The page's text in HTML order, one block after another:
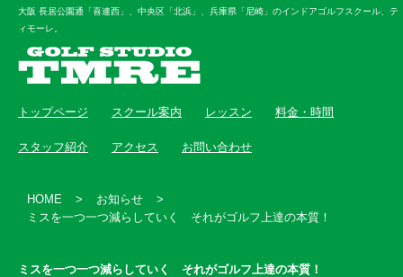
大阪 長居公園通「喜連西」、中央区「北浜」、兵庫県「尼崎」のインドアゴルフスクール、テ
ィモーレ。
トップページ スクール案内 レッスン 料金・時間
スタッフ紹介 アクセス お問い合わせ
HOME > お知らせ
>
ミスを一つ一つ減らしていく それがゴルフ上達の本質！
ミスを一つ一つ減らしていく それがゴルフ上達の本質！